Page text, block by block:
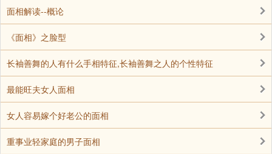
个人的早年运势、财运和健康状况。如果一个人的耳朵
薄小、耳垂单薄、耳门窄、耳朵低于眉毛，或者耳朵向
外翻、颜色晦暗等，往往意味着福气较浅，需要在后天
努力改变命运。当然，面相学只是一个参考，并不能决
定一个人的一生。真正的福气来自于个人的努力、善行
和积极的心态。如果发现自己耳朵的某些特征不理想，
可以通过积德行善、调整心态、努力奋斗来改善人生，
最终收获属于自己的好运。
面相解读--概论
《面相》之脸型
长袖善舞的人有什么手相特征,长袖善舞之人的个性特征
最能旺夫女人面相
女人容易嫁个好老公的面相
重事业轻家庭的男子面相